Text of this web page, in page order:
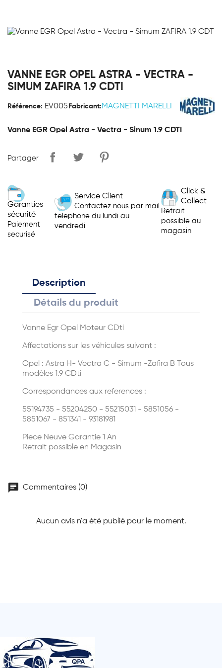
VANNE EGR OPEL ASTRA - VECTRA -
SIMUM ZAFIRA 1.9 CDTI
Référence: EV005 Fabricant: MAGNETTI MARELLI
Vanne EGR Opel Astra - Vectra - Sinum 1.9 CDTI
Partager
Garanties
sécurité
Paiement
securisé
Service Client
Contactez nous par mail
telephone du lundi au
vendredi
Click &
Collect
Retrait
possible au
magasin
Description
Détails du produit
Vanne Egr Opel Moteur CDti
Affectations sur les véhicules suivant :
Opel : Astra H- Vectra C - Simum -Zafira B Tous
modèles 1.9 CDti
Correspondances aux references :
55194735 - 55204250 - 55215031 - 5851056 -
5851067 - 851341 - 93181981
Piece Neuve Garantie 1 An
Retrait possible en Magasin
chat Commentaires (0)
Aucun avis n'a été publié pour le moment.